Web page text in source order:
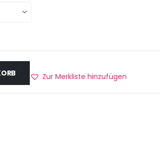
Zur Merkliste hinzufügen